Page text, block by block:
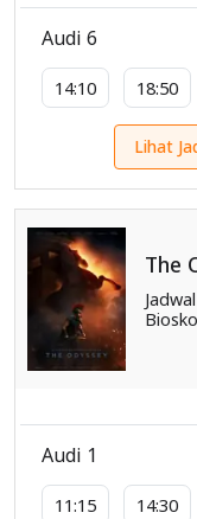
Audi 6
14:10 18:50
Lihat
The
Audi 1
11:15 14:30